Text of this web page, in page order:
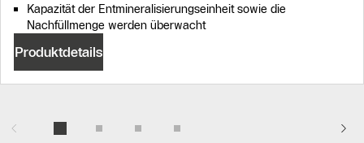
Kapazität der Entmineralisierungseinheit sowie die
Nachfüllmenge werden überwacht
Produktdetails